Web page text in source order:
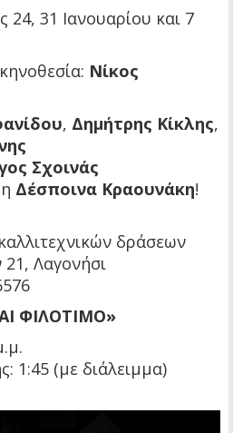
24, 31 Ιανουαρίου και 7
Νίκος
, Δημήτρης Κίκλης,
Σχοινάς
Δέσποινα Κραουνάκη!
δράσεων
Λαγονήσι
ΦΙΛΟΤΙΜΟ»
1:45 (με διάλειμμα)